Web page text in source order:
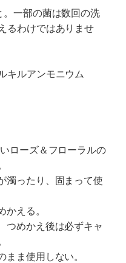
一部の菌は数回の洗
るわけではありませ
キルアンモニウム
ローズ＆フローラルの
濁ったり、固まって使
える。
つめかえ後は必ずキャ
ま使用しない。